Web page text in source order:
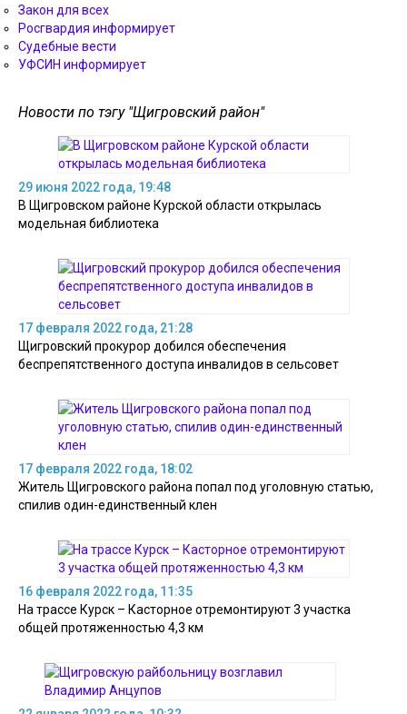
Закон для всех
Росгвардия информирует
Судебные вести
УФСИН информирует
Новости по тэгу "Щигровский район"
29 июня 2022 года, 19:48
В Щигровском районе Курской области открылась
модельная библиотека
17 февраля 2022 года, 21:28
Щигровский прокурор добился обеспечения
беспрепятственного доступа инвалидов в сельсовет
17 февраля 2022 года, 18:02
Житель Щигровского района попал под уголовную статью,
спилив один-единственный клен
16 февраля 2022 года, 11:35
На трассе Курск – Касторное отремонтируют 3 участка
общей протяженностью 4,3 км